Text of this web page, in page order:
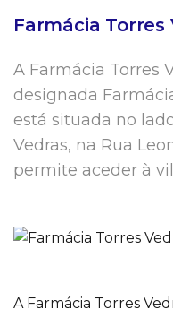
Farmácia Torres
A Farmácia Torres
designada
está situada no
Vedras, na Rua
permite aceder à
A Farmácia Torres